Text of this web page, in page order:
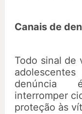
Canais de
Todo sinal de
denúncia
interromper
proteção às